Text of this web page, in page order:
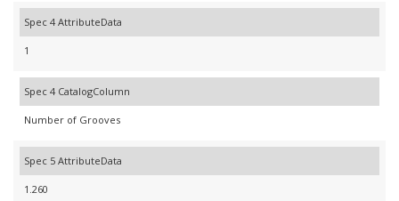
Spec 4 AttributeData
1
Spec 4 CatalogColumn
Number of Grooves
Spec 5 AttributeData
1.260